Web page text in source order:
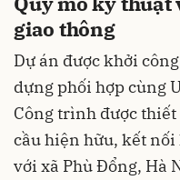
giao thông
Dự án được khởi
dựng phối hợp cùng
Công trình được
cầu hiện hữu, kết
với xã Phù Đổng, Hà